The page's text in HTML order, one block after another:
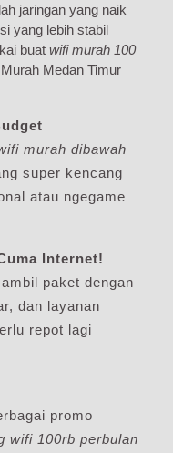
jaringan yang naik
yang lebih stabil
buat wifi murah 100
Medan Timur
murah dibawah
super kencang
atau ngegame
Internet!
paket dengan
dan layanan
repot lagi
promo
wifi 100rb perbulan